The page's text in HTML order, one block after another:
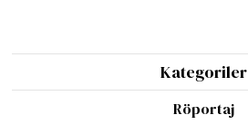
Kategoriler
Röportaj